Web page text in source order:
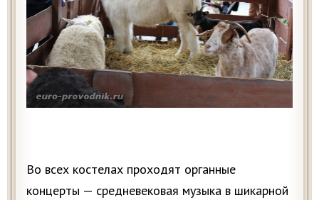
Во всех костелах проходят органные
концерты — средневековая музыка в шикарной